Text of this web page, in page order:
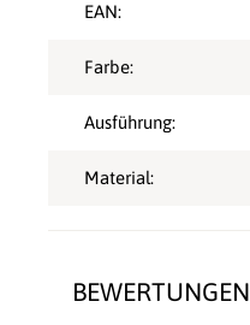
BEWERTUNGEN
EAN:
Farbe:
Ausführung:
Material: